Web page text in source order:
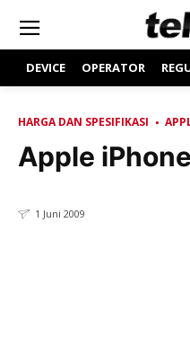
DEVICE OPERATOR
HARGA DAN SPESIFIKASI
Apple
1 Juni 2009